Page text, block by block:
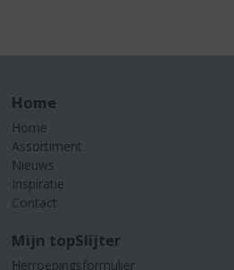
Home
Home
Assortiment
Nieuws
Inspiratie
Contact
Mijn topSlijter
Herroepingsformulier